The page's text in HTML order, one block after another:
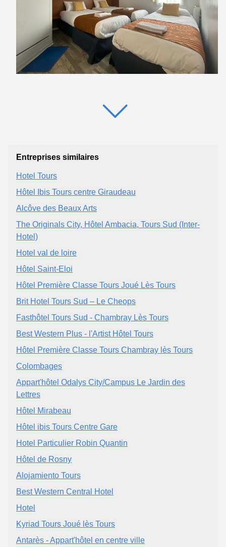
Entreprises similaires
Hotel Tours
Hôtel Ibis Tours centre Giraudeau
Alcôve des Beaux Arts
The Originals City, Hôtel Ambacia, Tours Sud (Inter-
Hotel)
Hotel val de loire
Hôtel Saint-Eloi
Hôtel Première Classe Tours Joué Lès Tours
Brit Hotel Tours Sud – Le Cheops
Fasthôtel Tours Sud - Chambray Lès Tours
Best Western Plus - l'Artist Hôtel Tours
Hôtel Première Classe Tours Chambray lès Tours
Colombages
Appart'hôtel Odalys City/Campus Le Jardin des
Lettres
Hôtel Mirabeau
Hôtel ibis Tours Centre Gare
Hotel Particulier Robin Quantin
Hôtel de Rosny
Alojamiento Tours
Best Western Central Hotel
Hotel
Kyriad Tours Joué lès Tours
Antarès - Appart'hôtel en centre ville